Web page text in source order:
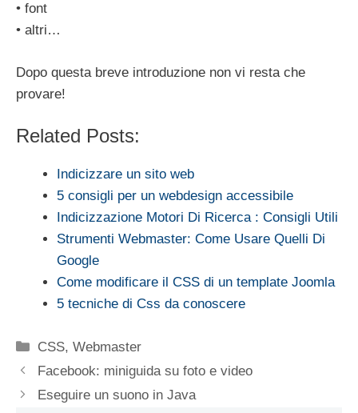
• font
• altri…
Dopo questa breve introduzione non vi resta che
provare!
Related Posts:
Indicizzare un sito web
5 consigli per un webdesign accessibile
Indicizzazione Motori Di Ricerca : Consigli Utili
Strumenti Webmaster: Come Usare Quelli Di
Google
Come modificare il CSS di un template Joomla
5 tecniche di Css da conoscere
Categorie
CSS,Webmaster
Facebook: miniguida su foto e video
Eseguire un suono in Java